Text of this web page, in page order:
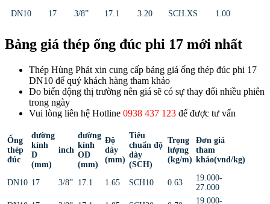
DN10 17 3/8” 17.1 3.20 SCH.XS 1.00
Bảng giá thép ống đúc phi 17 mới nhất
Thép Hùng Phát xin cung cấp bảng giá ống thép đúc phi 17
DN10 để quý khách hàng tham khảo
Do biến động thị trường nên giá sẽ có sự thay đổi nhiều phiên
trong ngày
Vui lòng liên hệ Hotline 0938 437 123 để được tư vấn
Ống
thép
đúc
đường
kính
D
(mm)
inch
đường
kính
OD
(mm)
Độ
dày
(mm)
Tiêu
chuẩn độ
dày
(SCH)
Trọng
lượng
(kg/m)
Đơn giá
tham
khảo(vnd/kg)
DN10 17 3/8” 17.1 1.65 SCH10 0.63
19.000-
27.000
19.000-